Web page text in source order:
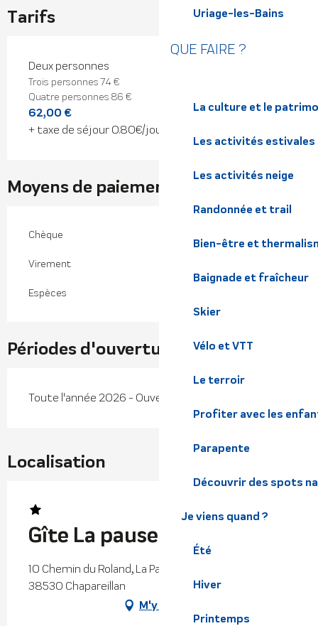
Uriage-les-Bains
QUE FAIRE ?
La culture et le
Les activités estivales
Les activités neige
Randonnée et trail
Bien-être et
Baignade et fraîcheur
Skier
Vélo et VTT
Le terroir
Profiter avec les
Parapente
Découvrir des spots
Je viens quand ?
Été
Hiver
Printemps
Tarifs
Tarifs 2026
Deux personnes
Trois personnes 74 €
Quatre personnes 86 €
62,00 €
+ taxe de séjour 0.80€/jour/personne
Moyens de paiement
Chèque
Virement
Espèces
Périodes d'ouverture
Toute l'année 2026 - Ouvert tous les jours
Localisation
Gîte La pause nature
10 Chemin du Roland, La Pause Nature, Les Atrus,
38530 Chapareillan
M'y rendre